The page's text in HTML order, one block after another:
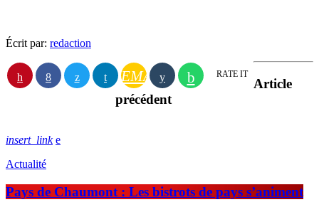
Écrit par: redaction
EMAIL RATE IT
Article
précédent
insert_link
Actualité
Pays de Chaumont : Les bistrots de pays s’animent